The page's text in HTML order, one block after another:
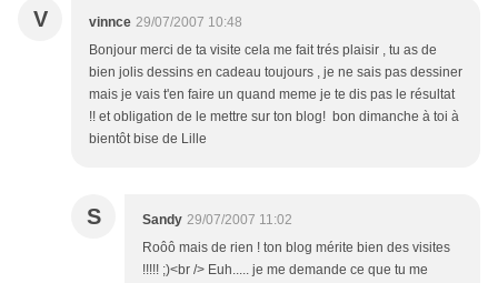
V vinnce 29/07/2007 10:48
Bonjour merci de ta visite cela me fait trés plaisir , tu as de
bien jolis dessins en cadeau toujours , je ne sais pas dessiner
mais je vais t'en faire un quand meme je te dis pas le résultat
!! et obligation de le mettre sur ton blog! bon dimanche à toi à
bientôt bise de Lille
S Sandy 29/07/2007 11:02
Roôô mais de rien ! ton blog mérite bien des visites
!!!!! ;)<br /> Euh..... je me demande ce que tu me